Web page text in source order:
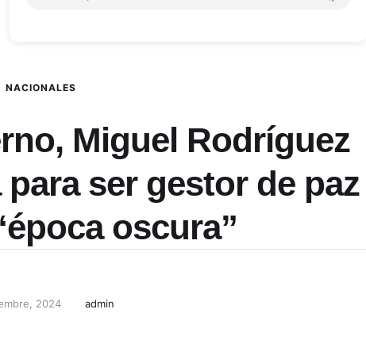
NACIONALES
Miguel Rodríguez
ser gestor de
oscura”
2024 admin